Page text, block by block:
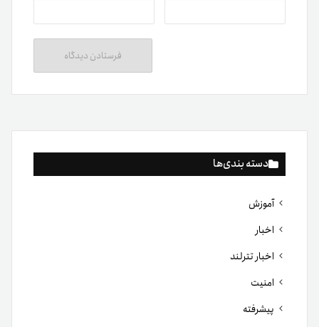
دسته بندی‌ها
آموزش
اخبار
اخبار تترلند
امنیت
پیشرفته